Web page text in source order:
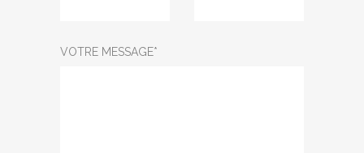
VOTRE MESSAGE*